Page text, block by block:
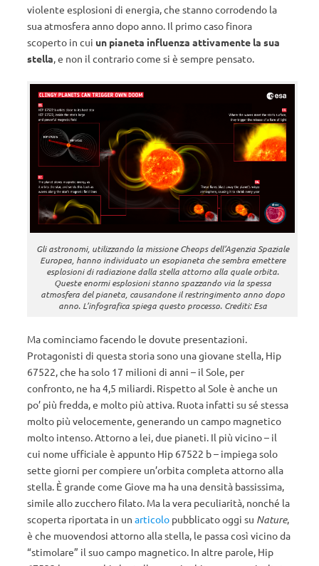
violente esplosioni di energia, che stanno corrodendo la
sua atmosfera anno dopo anno. Il primo caso finora
scoperto in cui un pianeta influenza attivamente la sua
stella, e non il contrario come si è sempre pensato.
Gli astronomi, utilizzando la missione Cheops dell’Agenzia Spaziale
Europea, hanno individuato un esopianeta che sembra emettere
esplosioni di radiazione dalla stella attorno alla quale orbita.
Queste enormi esplosioni stanno spazzando via la spessa
atmosfera del pianeta, causandone il restringimento anno dopo
anno. L’infografica spiega questo processo. Crediti: Esa
Ma cominciamo facendo le dovute presentazioni.
Protagonisti di questa storia sono una giovane stella, Hip
67522, che ha solo 17 milioni di anni – il Sole, per
confronto, ne ha 4,5 miliardi. Rispetto al Sole è anche un
po’ più fredda, e molto più attiva. Ruota infatti su sé stessa
molto più velocemente, generando un campo magnetico
molto intenso. Attorno a lei, due pianeti. Il più vicino – il
cui nome ufficiale è appunto Hip 67522 b – impiega solo
sette giorni per compiere un’orbita completa attorno alla
stella. È grande come Giove ma ha una densità bassissima,
simile allo zucchero filato. Ma la vera peculiarità, nonché la
scoperta riportata in un articolo pubblicato oggi su Nature,
è che muovendosi attorno alla stella, le passa così vicino da
“stimolare” il suo campo magnetico. In altre parole, Hip